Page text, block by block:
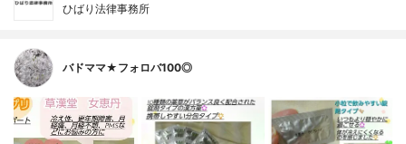
ひばり法律事務所
バドママ★フォロバ100◎